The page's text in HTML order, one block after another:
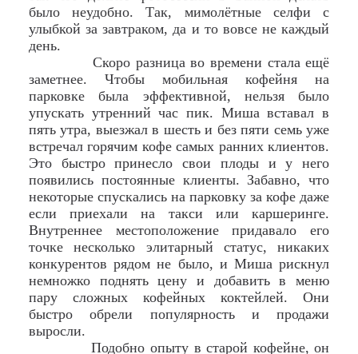
было неудобно. Так, мимолётные селфи с
улыбкой за завтраком, да и то вовсе не каждый
день.
Скоро разница во времени стала ещё
заметнее. Чтобы мобильная кофейня на
парковке была эффективной, нельзя было
упускать утренний час пик. Миша вставал в
пять утра, выезжал в шесть и без пяти семь уже
встречал горячим кофе самых ранних клиентов.
Это быстро принесло свои плоды и у него
появились постоянные клиенты. Забавно, что
некоторые спускались на парковку за кофе даже
если приехали на такси или каршеринге.
Внутреннее местоположение придавало его
точке несколько элитарный статус, никаких
конкурентов рядом не было, и Миша рискнул
немножко поднять цену и добавить в меню
пару сложных кофейных коктейлей. Они
быстро обрели популярность и продажи
выросли.
Подобно опыту в старой кофейне, он